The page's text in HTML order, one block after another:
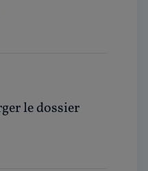
le dossier